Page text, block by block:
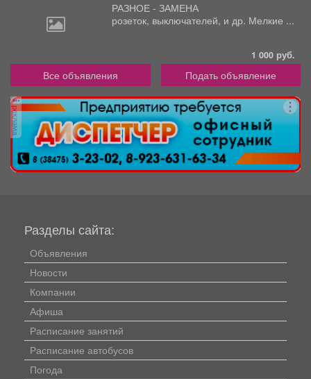
РАЗНОЕ - ЗАМЕНА
розеток, выключателей, и др. Мелкие ...
1 000 руб.
Все объявления Подать объявление
реклама
Разделы сайта:
Объявления
Новости
Компании
Афиша
Расписание занятий
Расписание автобусов
Погода